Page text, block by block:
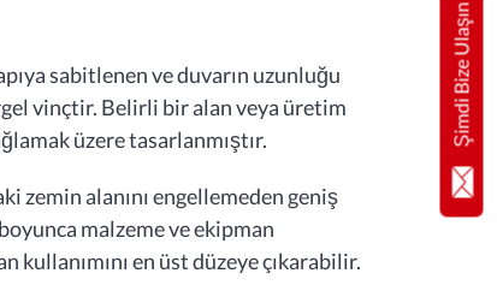
sabitlenen ve duvarın uzunluğu
vinçtir. Belirli bir alan veya üretim
üzere tasarlanmıştır.
zemin alanını engellemeden geniş
malzeme ve ekipman
en üst düzeye çıkarabilir.
Şimdi Bize Ulaşın